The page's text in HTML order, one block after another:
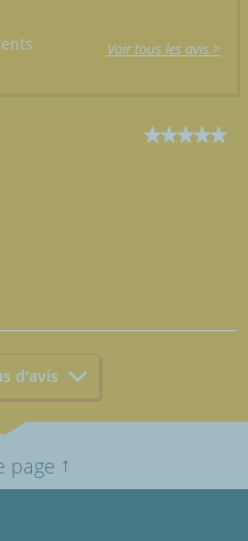
Voir tous les avis >
d'avis
page ↑